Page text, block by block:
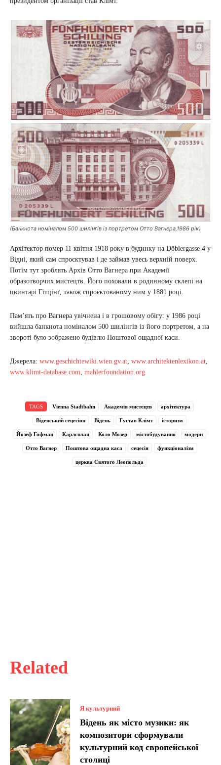
Related
Я культурний
Відень як місто музики: як
композитори сформували
культурний код європейської
столиці
(Банкнота номіналом 500 шилінгів із портретом Отто Вагнера,1986 рік)
Архітектор помер 11 квітня 1918 року в будинку на Döblergasse 4 у
Відні, який сам спроєктував і де займав увесь верхній поверх.
Потім тут зроблять Архів Отто Вагнера при Академії
образотворчих мистецтв. Його поховали в родинному склепі на
цвинтарі Гітцінґ, також спроєктованому ним у 1881 році.
Пам’ять про Вагнера увічнена і в грошовому обігу: у 1986 році
вийшла банкнота номіналом 500 шилінгів із його портретом, а на
звороті було зображено будівлю Поштової ощадної каси.
Джерела: www.geschichtewiki.wien.gv.at, www.architektenlexikon.at,
www.klimt-database.com, mahlerfoundation.org
TAGS Vienna Stadtbahn Академія мистецтв архітектура
Віденський сецесіон Відень Густав Клімт історизм
Йозеф Гофман Карлсплац Коло Мозер містобудування модерн
Отто Вагнер Поштова ощадна каса сецесія функціоналізм
церква Святого Леопольда